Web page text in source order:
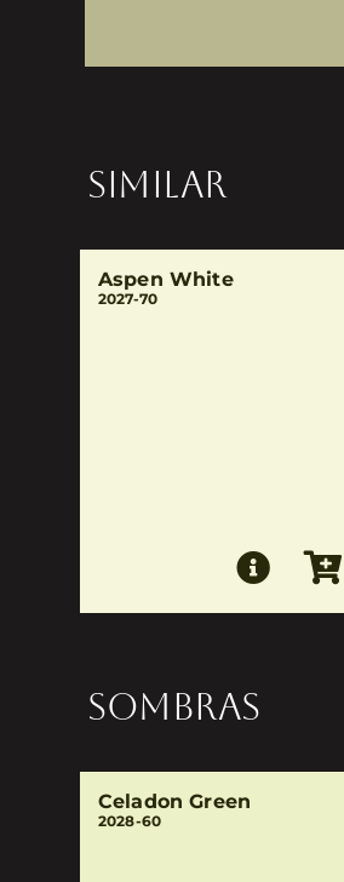
SIMILAR
Aspen White
2027-70
SOMBRAS
Celadon Green
2028-60